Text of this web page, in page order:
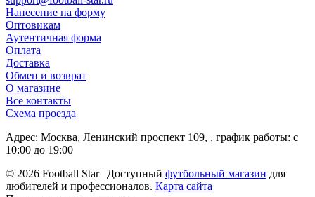
Нанесение на форму
Оптовикам
Аутентичная форма
Оплата
Доставка
Обмен и возврат
О магазине
Все контакты
Схема проезда
Адрес: Москва, Ленинский проспект 109, , график работы: с
10:00 до 19:00
© 2026 Football Star | Доступный футбольный магазин для
любителей и профессионалов. Карта сайта